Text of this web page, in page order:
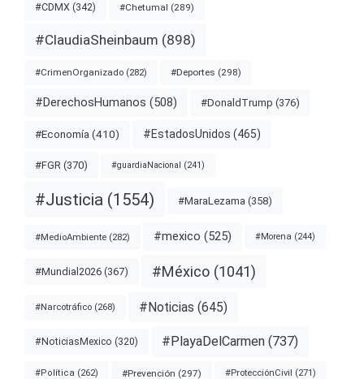
#CDMX (342) #Chetumal (289)
#ClaudiaSheinbaum (898)
#CrimenOrganizado (282) #Deportes (298)
#DerechosHumanos (508) #DonaldTrump (376)
#Economía (410) #EstadosUnidos (465)
#FGR (370) #guardiaNacional (241)
#Justicia (1554) #MaraLezama (358)
#MedioAmbiente (282) #mexico (525) #Morena (244)
#Mundial2026 (367) #México (1041)
#Narcotráfico (268) #Noticias (645)
#NoticiasMexico (320) #PlayaDelCarmen (737)
#Política (262) #Prevención (297) #ProtecciónCivil (271)